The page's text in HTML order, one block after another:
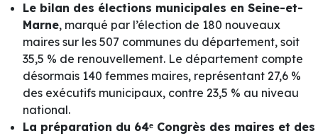
Le bilan des élections municipales en Seine-et-
Marne, marqué par l’élection de 180 nouveaux
maires sur les 507 communes du département, soit
35,5 % de renouvellement. Le département compte
désormais 140 femmes maires, représentant 27,6 %
des exécutifs municipaux, contre 23,5 % au niveau
national.
La préparation du 64ᵉ Congrès des maires et des